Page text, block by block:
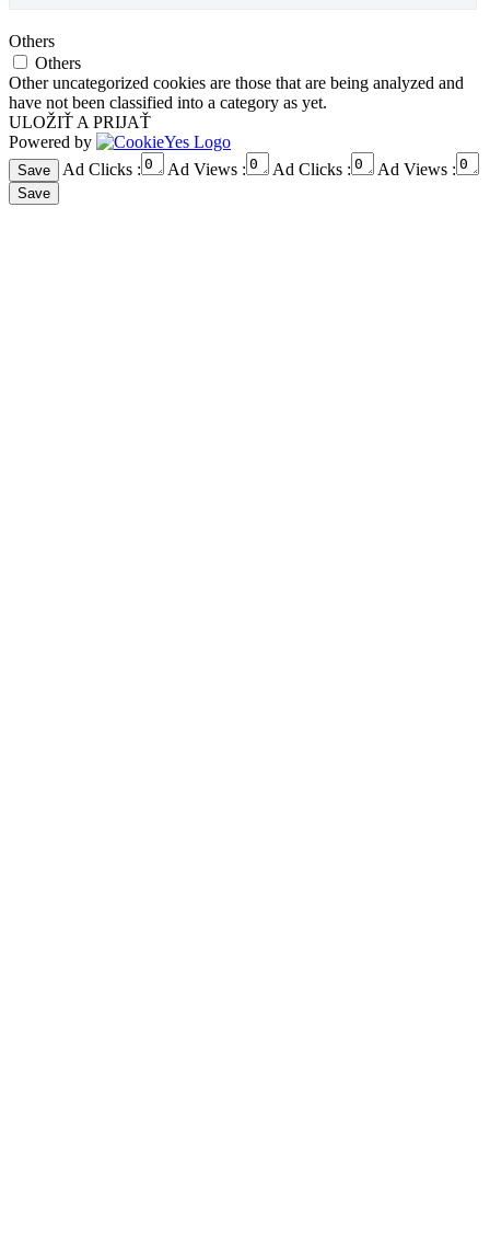
Others
Others
Other uncategorized cookies are those that are being analyzed and
have not been classified into a category as yet.
ULOŽIŤ A PRIJAŤ
Powered by
Ad Clicks :
Ad Views : Ad Clicks : Ad Views :